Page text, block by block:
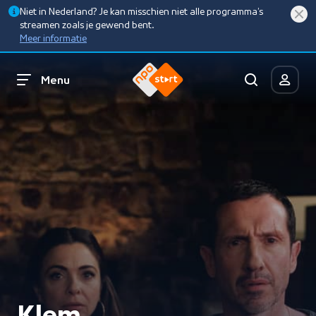
Niet in Nederland? Je kan misschien niet alle programma’s
streamen zoals je gewend bent.
Meer informatie
Menu